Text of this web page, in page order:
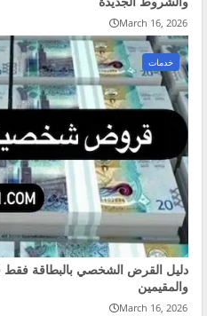
March 16, 2026
خدمات
والمقيمين
March 16, 2026